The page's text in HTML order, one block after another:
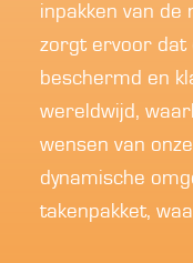
inpakken van
zorgt ervoor dat
beschermd en
wereldwijd,
wensen van
dynamische
takenpakket,